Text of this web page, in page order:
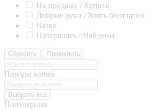
На продажу / Купить
Добрые руки / Взять бесплатно
Вязка
Потерялись / Найдены
Сбросить Применить
Породы кошек
Выбрать все
Популярные